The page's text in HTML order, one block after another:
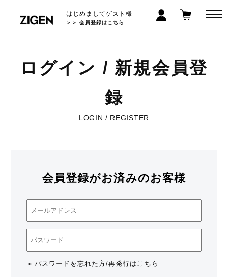
はじめましてゲスト様
＞＞ 会員登録はこちら
ログイン / 新規会員登
録
LOGIN / REGISTER
会員登録がお済みのお客様
» パスワードを忘れた方/再発行はこちら